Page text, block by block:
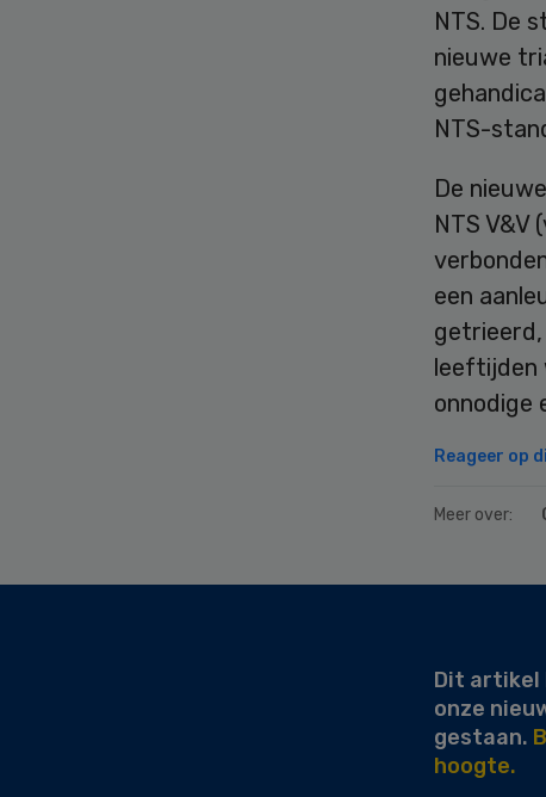
NTS. De
nieuwe
NTS-
De
NTS V&V
een
getrieerd,
leeftijden
onnodige
Reageer op
Meer over:
Dit artikel
onze
gestaan.
hoogte.